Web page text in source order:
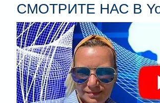
СМОТРИТЕ НАС В